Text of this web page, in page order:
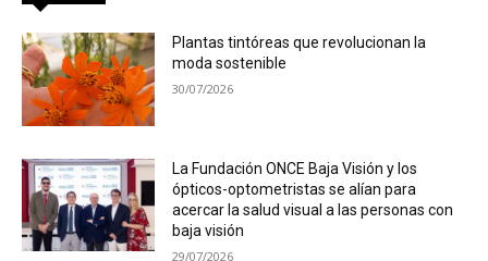
Plantas tintóreas que revolucionan la
moda sostenible
30/07/2026
La Fundación ONCE Baja Visión y los
ópticos-optometristas se alían para
acercar la salud visual a las personas con
baja visión
29/07/2026